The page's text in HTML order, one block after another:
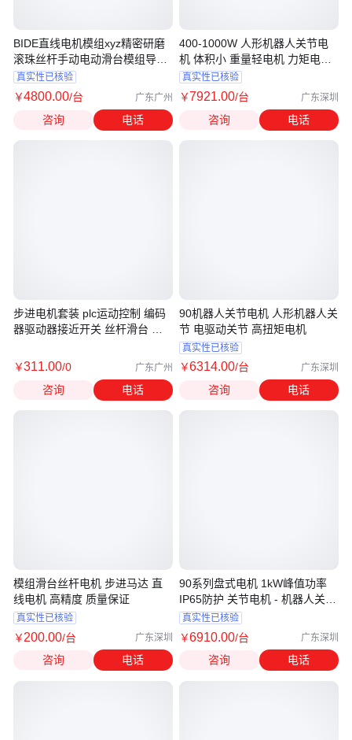
BIDE直线电机模组xyz精密研磨
滚珠丝杆手动电动滑台模组导轨
轨道
真实性已核验
￥4800.00/台 广东广州
咨询 电话
步进电机套装 plc运动控制 编码
器驱动器接近开关 丝杆滑台 模
￥311.00/0 广东广州
咨询 电话
模组滑台丝杆电机 步进马达 直
线电机 高精度 质量保证
真实性已核验
￥200.00/台 广东深圳
咨询 电话
400-1000W 人形机器人关节电
机 体积小 重量轻电机 力矩电机
伺服电机
真实性已核验
￥7921.00/台 广东深圳
咨询 电话
90机器人关节电机 人形机器人关
节 电驱动关节 高扭矩电机
真实性已核验
￥6314.00/台 广东深圳
咨询 电话
90系列盘式电机 1kW峰值功率
IP65防护 关节电机 - 机器人关节
驱动优选
真实性已核验
￥6910.00/台 广东深圳
咨询 电话